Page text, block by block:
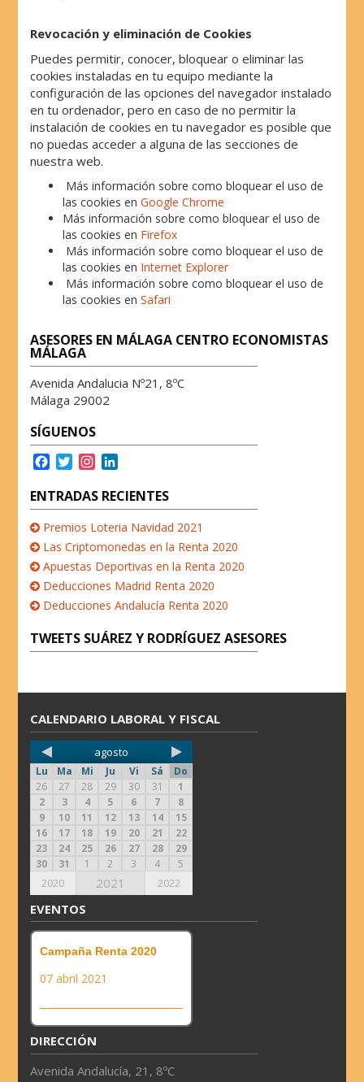
Revocación y eliminación de Cookies
Puedes permitir, conocer, bloquear o eliminar las
cookies instaladas en tu equipo mediante la
configuración de las opciones del navegador instalado
en tu ordenador, pero en caso de no permitir la
instalación de cookies en tu navegador es posible que
no puedas acceder a alguna de las secciones de
nuestra web.
Más información sobre como bloquear el uso de
las cookies enGoogle Chrome
Más información sobre como bloquear el uso de
las cookies en Firefox
Más información sobre como bloquear el uso de
las cookies en Internet Explorer
Más información sobre como bloquear el uso de
las cookies enSafari
ASESORES EN MÁLAGA CENTRO ECONOMISTAS
MÁLAGA
Avenida Andalucia Nº21, 8ºC
Málaga 29002
SÍGUENOS
c
e
b
o
k
T
i
t
t
e
r
s
t
a
g
r
a
m
n
k
e
d
n
ENTRADAS RECIENTES
Premios Loteria Navidad 2021
Las Criptomonedas en la Renta 2020
Apuestas Deportivas en la Renta 2020
Deducciones Madrid Renta 2020
Deducciones Andalucía Renta 2020
TWEETS SUÁREZ Y RODRÍGUEZ ASESORES
CALENDARIO LABORAL Y FISCAL
agosto
Lu Ma Mi Ju Vi Sá
Do
26
27 28 29 30 31
1
2
3 4 5 6 7
8
9
10 11 12 13 14
15
16
17 18 19 20 21
22
23
24 25 26 27 28
29
30
31 1 2 3 4 5
2020 2021 2022
EVENTOS
Campaña Renta 2020
07 abril 2021
DIRECCIÓN
Avenida Andalucía, 21, 8ºC